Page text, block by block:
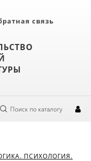
связь
Поиск по каталогу
ПСИХОЛОГИЯ.